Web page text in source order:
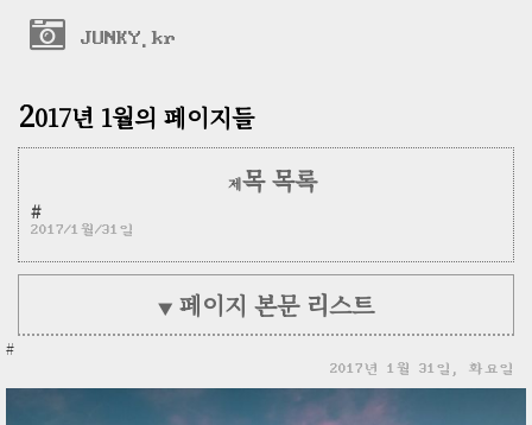
JUNKY.kr
2017년 1월의 페이지들
제목 목록
#
2017/1월/31일
▼ 페이지 본문 리스트
#
2017년 1월 31일, 화요일